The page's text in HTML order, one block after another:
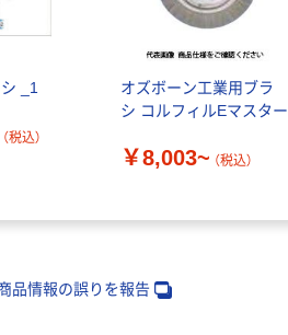
_1
（税込）
オズボーン工業用ブラ
シ コルフィルEマスター
￥8,003~ （税込）
品情報の誤りを報告